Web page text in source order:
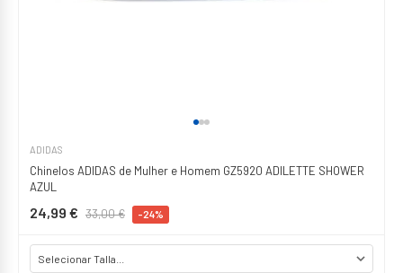
ADIDAS
Chinelos ADIDAS de Mulher e Homem GZ5920 ADILETTE SHOWER
AZUL
24,99 € 33,00 € -24%